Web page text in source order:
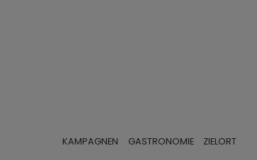
KAMPAGNEN GASTRONOMIE ZIELORT